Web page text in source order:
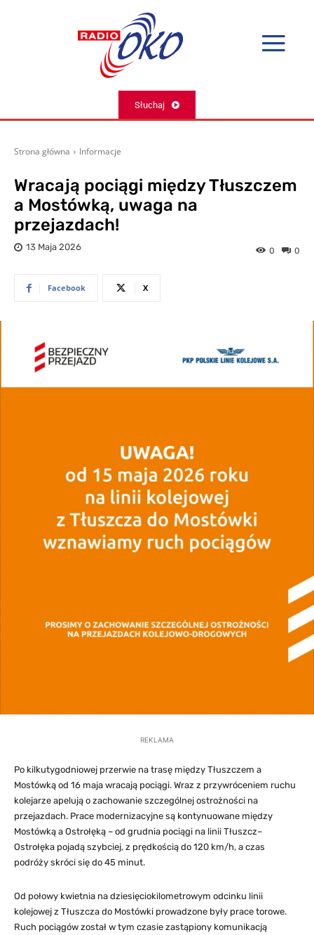
Słuchaj
Strona główna Informacje
Wracają pociągi między Tłuszczem
a Mostówką, uwaga na
przejazdach!
13 Maja 2026 0
0
Facebook X
REKLAMA
Po kilkutygodniowej przerwie na trasę między Tłuszczem a
Mostówką od 16 maja wracają pociągi. Wraz z przywróceniem ruchu
kolejarze apelują o zachowanie szczególnej ostrożności na
przejazdach. Prace modernizacyjne są kontynuowane między
Mostówką a Ostrołęką – od grudnia pociągi na linii Tłuszcz–
Ostrołęka pojadą szybciej, z prędkością do 120 km/h, a czas
podróży skróci się do 45 minut.
Od połowy kwietnia na dziesięciokilometrowym odcinku linii
kolejowej z Tłuszcza do Mostówki prowadzone były prace torowe.
Ruch pociągów został w tym czasie zastąpiony komunikacją